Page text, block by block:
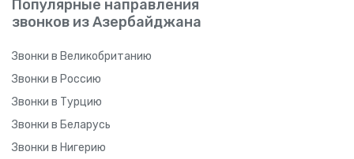
Популярные направления
звонков из Азербайджана
Звонки в Великобританию
Звонки в Россию
Звонки в Турцию
Звонки в Беларусь
Звонки в Нигерию